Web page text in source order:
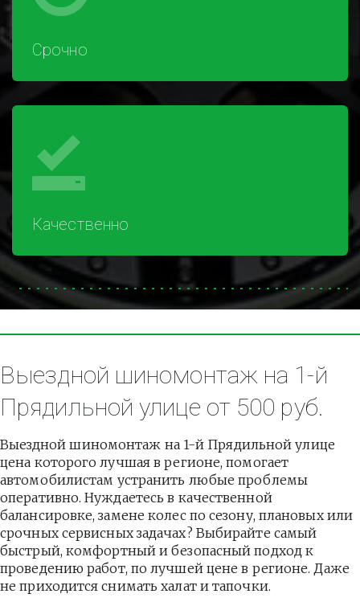
Срочно
Качественно
Выездной шиномонтаж на 1-й
Прядильной улице от 500 руб.
Выездной шиномонтаж на 1-й Прядильной улице
цена которого лучшая в регионе, помогает
автомобилистам устранить любые проблемы
оперативно. Нуждаетесь в качественной
балансировке, замене колес по сезону, плановых или
срочных сервисных задачах? Выбирайте самый
быстрый, комфортный и безопасный подход к
проведению работ, по лучшей цене в регионе. Даже
не приходится снимать халат и тапочки.